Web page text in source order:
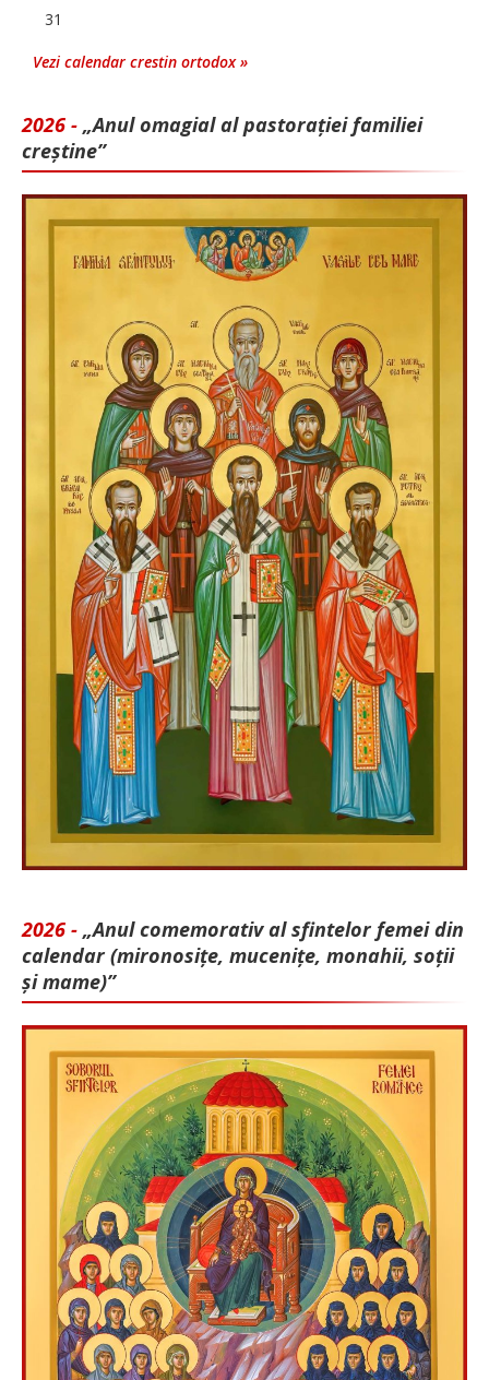
31
Vezi calendar crestin ortodox »
2026 - „Anul omagial al pastorației familiei
creștine”
2026 - „Anul comemorativ al sfintelor femei din
calendar (mironosițe, mu­cenițe, monahii, soții
și mame)”